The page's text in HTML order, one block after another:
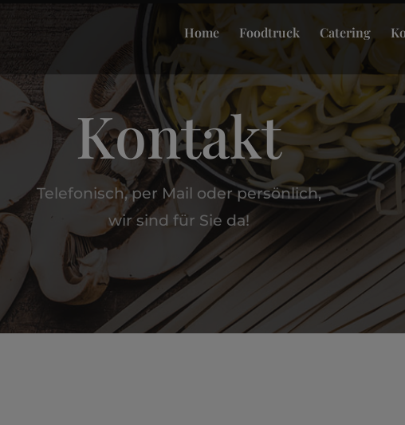
Home Foodtruck Catering
Kontakt
Telefonisch, per Mail oder persönlich,
wir sind für Sie da!